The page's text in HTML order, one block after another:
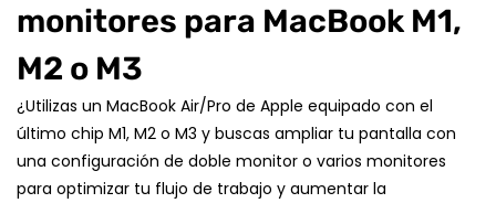
monitores para MacBook M1,
M2 o M3
¿Utilizas un MacBook Air/Pro de Apple equipado con el
último chip M1, M2 o M3 y buscas ampliar tu pantalla con
una configuración de doble monitor o varios monitores
para optimizar tu flujo de trabajo y aumentar la